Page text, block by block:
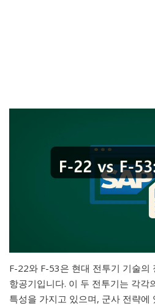
F-22와 F-53은 현대 전투기 기술의
항공기입니다. 이 두 전투기는 각각
특성을 가지고 있으며, 군사 전략에